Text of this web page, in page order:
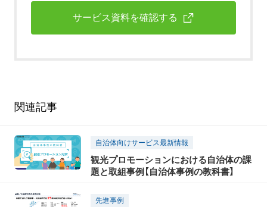
サービス資料を確認する
関連記事
自治体向けサービス最新情報
観光プロモーションにおける自治体の課
題と取組事例【自治体事例の教科書】
先進事例